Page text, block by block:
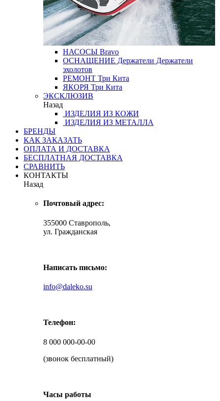
НАСОСЫ Bravo
ОСНАЩЕНИЕ Держатели Держатели
эхолотов
РЕМОНТ Три Кита
ЯКОРЯ Три Кита
ЭКСКЛЮЗИВ
Назад
ИЗДЕЛИЯ ИЗ КОЖИ
ИЗДЕЛИЯ ИЗ МЕТАЛЛА
БРЕНДЫ
КАК ЗАКАЗАТЬ
ОПЛАТА И ДОСТАВКА
БЕСПЛАТНАЯ ДОСТАВКА
СРАВНИТЬ
КОНТАКТЫ
Назад
Почтовый адрес:
355000 Ставрополь,
ул. Гражданская
Написать письмо:
info@daleko.su
Телефон:
8 000 000-00-00
(звонок бесплатный)
Часы работы